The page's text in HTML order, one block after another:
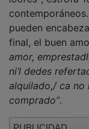
loores” , estrofa
pueden
final, el buen
amor,
ni’l dedes
alquilado,/ ca
comprado”